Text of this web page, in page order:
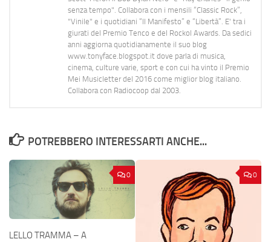
senza tempo". Collabora con i mensili “Classic Rock”,
"Vinile" e i quotidiani “Il Manifesto” e “Libertà”. E' tra i
giurati del Premio Tenco e del Rockol Awards. Da sedici
anni aggiorna quotidianamente il suo blog
www.tonyface.blogspot.it dove parla di musica,
cinema, culture varie, sport e con cui ha vinto il Premio
Mei Musicletter del 2016 come miglior blog italiano.
Collabora con Radiocoop dal 2003.
POTREBBERO INTERESSARTI ANCHE...
0
LELLO TRAMMA – A
0